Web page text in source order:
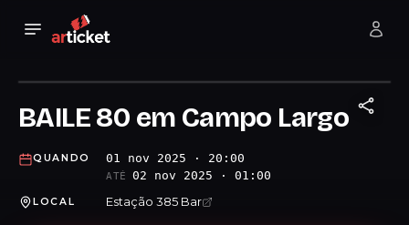
BAILE 80 em Campo Largo
QUANDO 01 nov 2025 · 20:00
ATÉ 02 nov 2025 · 01:00
LOCAL Estação 385 Bar